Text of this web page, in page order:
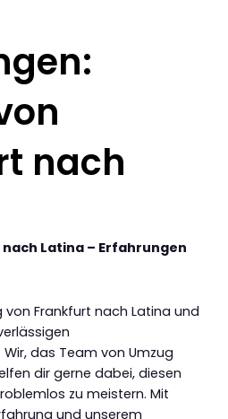
nach
Latina – Erfahrungen
von Frankfurt nach Latina und
das Team von Umzug
dir gerne dabei, diesen
zu meistern. Mit
und unserem